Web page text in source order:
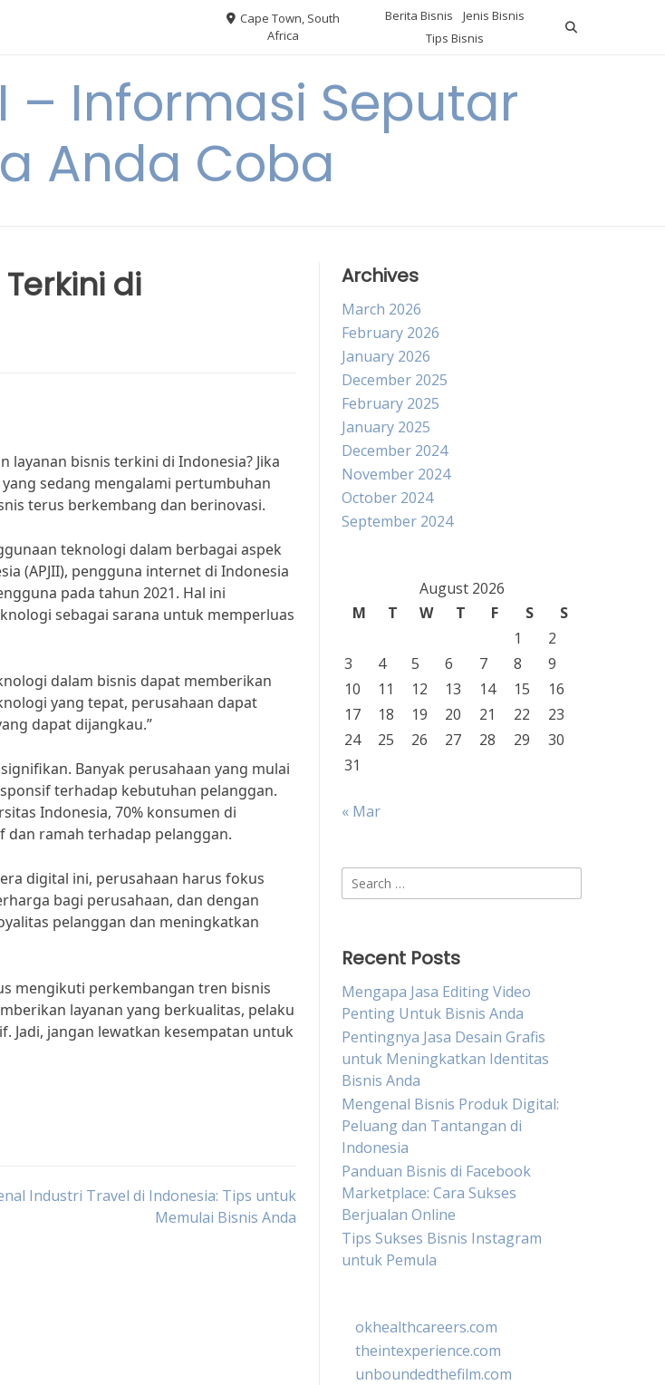
Cape Town, South
Africa
Berita Bisnis
Jenis Bisnis
Tips Bisnis
– Informasi Seputar
Anda Coba
di
bisnis terkini di Indonesia? Jika
sedang mengalami pertumbuhan
terus berkembang dan berinovasi.
teknologi dalam berbagai aspek
(APJII), pengguna internet di Indonesia
pada tahun 2021. Hal ini
sebagai sarana untuk memperluas
dalam bisnis dapat memberikan
yang tepat, perusahaan dapat
dapat dijangkau.”
Banyak perusahaan yang mulai
terhadap kebutuhan pelanggan.
Indonesia, 70% konsumen di
dan ramah terhadap pelanggan.
digital ini, perusahaan harus fokus
bagi perusahaan, dan dengan
pelanggan dan meningkatkan
mengikuti perkembangan tren bisnis
layanan yang berkualitas, pelaku
Jadi, jangan lewatkan kesempatan untuk
Industri Travel di Indonesia: Tips untuk
Memulai Bisnis Anda
Archives
March 2026
February 2026
January 2026
December 2025
February 2025
January 2025
December 2024
November 2024
October 2024
September 2024
August 2026
M
T W T F S
S
1
2
3
4 5 6 7 8
9
10
11 12 13 14 15
16
17
18 19 20 21 22
23
24
25 26 27 28 29
30
31
« Mar
Search
for:
Recent Posts
Mengapa Jasa Editing Video
Penting Untuk Bisnis Anda
Pentingnya Jasa Desain Grafis
untuk Meningkatkan Identitas
Bisnis Anda
Mengenal Bisnis Produk Digital:
Peluang dan Tantangan di
Indonesia
Panduan Bisnis di Facebook
Marketplace: Cara Sukses
Berjualan Online
Tips Sukses Bisnis Instagram
untuk Pemula
okhealthcareers.com
theintexperience.com
unboundedthefilm.com